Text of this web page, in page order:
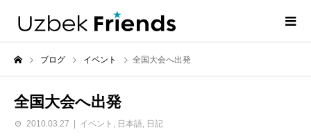
ブログ イベント 全国大会へ出発
全国大会へ出発
2010.03.27 イベント 日本語 日記